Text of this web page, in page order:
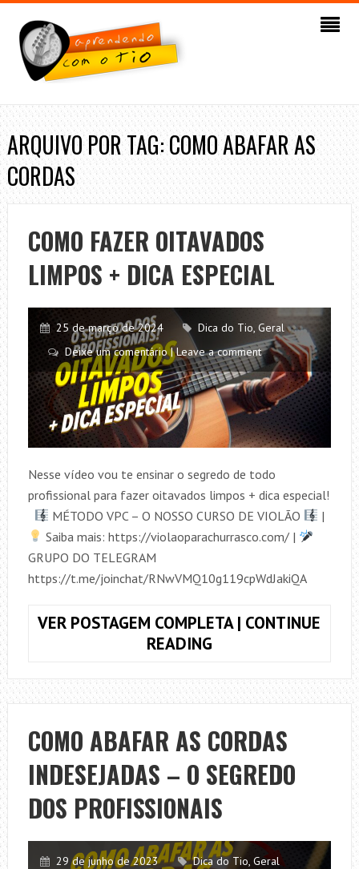
ARQUIVO POR TAG: COMO ABAFAR AS
CORDAS
COMO FAZER OITAVADOS
LIMPOS + DICA ESPECIAL
25 de março de 2024 Dica do Tio, Geral
Deixe um comentário | Leave a comment
Nesse vídeo vou te ensinar o segredo de todo
profissional para fazer oitavados limpos + dica especial!
MÉTODO VPC – O NOSSO CURSO DE VIOLÃO
|
Saiba mais: https://violaoparachurrasco.com/ |
GRUPO DO TELEGRAM
https://t.me/joinchat/RNwVMQ10g119cpWdJakiQA
VER POSTAGEM COMPLETA | CONTINUE
READINGCOMO
OITAVADOS
LIMPOS
+
DICA
ESPECIAL
COMO ABAFAR AS CORDAS
INDESEJADAS – O SEGREDO
DOS PROFISSIONAIS
29 de junho de 2023 Dica do Tio, Geral